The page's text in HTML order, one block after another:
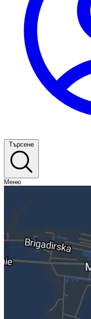
Търсене
Меню